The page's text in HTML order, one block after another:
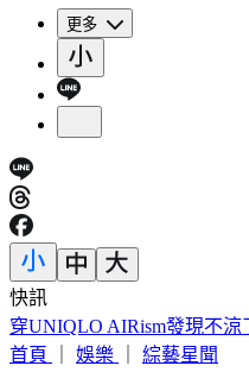
更多
快訊
車禍後頭痛數月找嘸病因！
題